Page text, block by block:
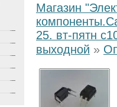
Магазин
25. вт-пятн
выходной »